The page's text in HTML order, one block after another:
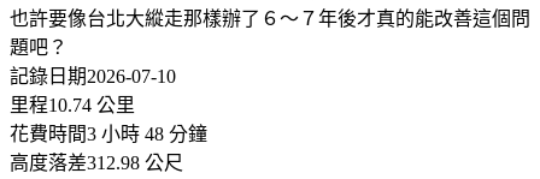
也許要像台北大縱走那樣辦了６～７年後才真的能改善這個問
題吧？
記錄日期2026-07-10
里程10.74 公里
花費時間3 小時 48 分鐘
高度落差312.98 公尺